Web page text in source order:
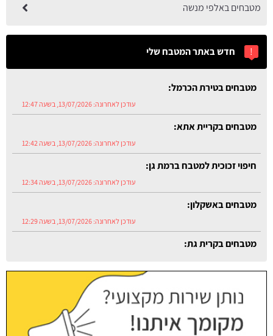
מטבחים באלפי מנשה
! חדש באתר המטבח שלי
מטבחים בטירת הכרמל:
עודכן לאחרונה: 13/07/2026, בשעה 12:47
מטבחים בקריית אתא:
עודכן לאחרונה: 13/07/2026, בשעה 12:42
חיפוי זכוכית למטבח ברמת גן:
עודכן לאחרונה: 13/07/2026, בשעה 12:34
מטבחים באשקלון:
עודכן לאחרונה: 13/07/2026, בשעה 12:29
מטבחים בקרית גת: